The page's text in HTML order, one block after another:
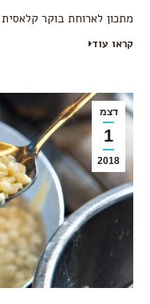
מתכון לארוחת בוקר
קראו עוד
דצמ
1
2018